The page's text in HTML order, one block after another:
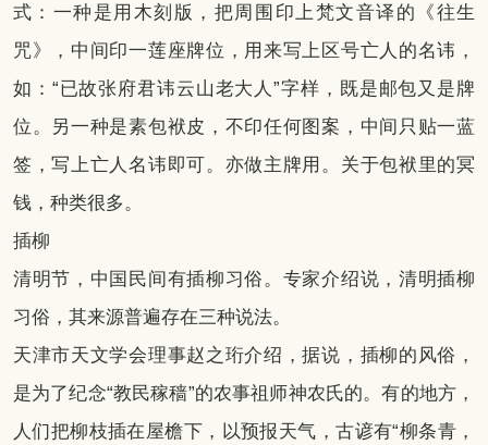
式：一种是用木刻版，把周围印上梵文音译的《往生
咒》，中间印一莲座牌位，用来写上区号亡人的名讳，
如：“已故张府君讳云山老大人”字样，既是邮包又是牌
位。另一种是素包袱皮，不印任何图案，中间只贴一蓝
签，写上亡人名讳即可。亦做主牌用。关于包袱里的冥
钱，种类很多。
插柳
清明节，中国民间有插柳习俗。专家介绍说，清明插柳
习俗，其来源普遍存在三种说法。
天津市天文学会理事赵之珩介绍，据说，插柳的风俗，
是为了纪念“教民稼穑”的农事祖师神农氏的。有的地方，
人们把柳枝插在屋檐下，以预报天气，古谚有“柳条青，